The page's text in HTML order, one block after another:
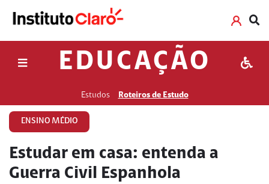
EDUCAÇÃO
Estudos Roteiros de Estudo
ENSINO MÉDIO
Estudar em casa: entenda a
Guerra Civil Espanhola